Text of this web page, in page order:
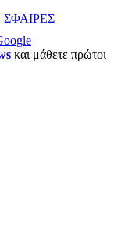
ΣΦΑΙΡΕΣ
και μάθετε πρώτοι